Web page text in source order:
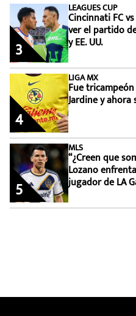
LEAGUES CUP
Cincinnati FC
ver el partido
y EE. UU.
3
LIGA MX
Fue
Jardine y
4
MLS
“¿Creen que
Lozano
jugador de LA
5